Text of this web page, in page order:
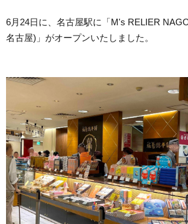
6月24日に、名古屋駅に「M's RELIER
名古屋)」がオープンいたしました。